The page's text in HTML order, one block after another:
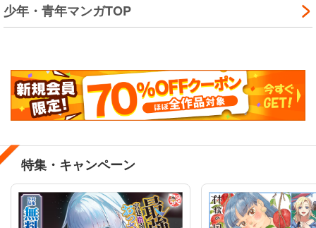
少年・青年マンガTOP
特集・キャンペーン